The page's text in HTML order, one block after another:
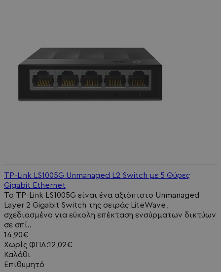
TP-Link LS1005G Unmanaged L2 Switch με 5 Θύρες
Gigabit Ethernet
Το TP-Link LS1005G είναι ένα αξιόπιστο Unmanaged
Layer 2 Gigabit Switch της σειράς LiteWave,
σχεδιασμένο για εύκολη επέκταση ενσύρματων δικτύων
σε σπί..
14,90€
Χωρίς ΦΠΑ:12,02€
Καλάθι
Επιθυμητό